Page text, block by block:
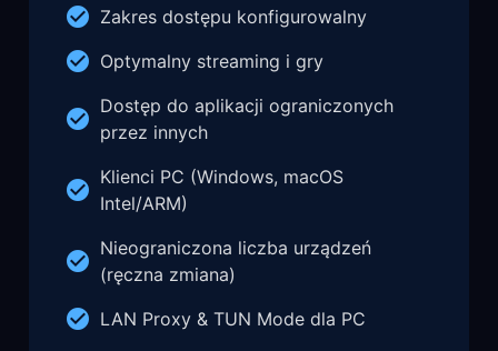
Zakres dostępu konfigurowalny
Optymalny streaming i gry
Dostęp do aplikacji ograniczonych
przez innych
Klienci PC (Windows, macOS
Intel/ARM)
Nieograniczona liczba urządzeń
(ręczna zmiana)
LAN Proxy & TUN Mode dla PC